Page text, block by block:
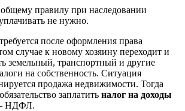
правилу при наследовании
не нужно.
после оформления права
случае к новому хозяину переходит и
земельный, транспортный и другие
на собственность. Ситуация
продажа недвижимости. Тогда
заплатить налог на доходы
НДФЛ.